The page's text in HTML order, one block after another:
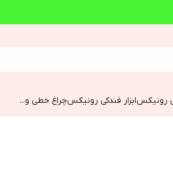
رونیکسابزار فندکی رونیکسچراغ خطی و...